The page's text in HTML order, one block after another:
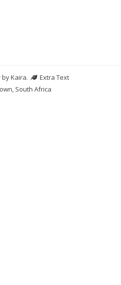
byKaira.
Extra Text
South Africa